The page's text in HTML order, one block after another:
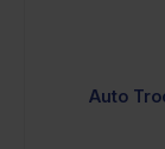
Auto